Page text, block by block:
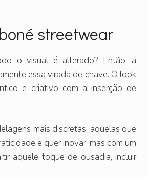
streetwear
o visual é alterado? Então, a
essa virada de chave. O look
e criativo com a inserção de
mais discretas, aquelas que
e quer inovar, mas com um
aquele toque de ousadia, incluir